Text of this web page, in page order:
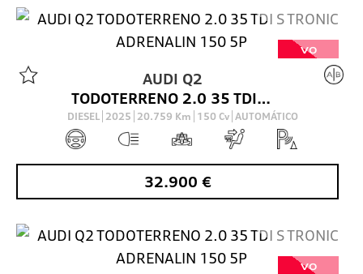
VO
AUDI Q2
TODOTERRENO 2.0 35 TDI S TRONIC ADRENALIN 150 5P
DIESEL 2025 20.759 Km 150 Cv AUTOMÁTICO
32.900 €
VO